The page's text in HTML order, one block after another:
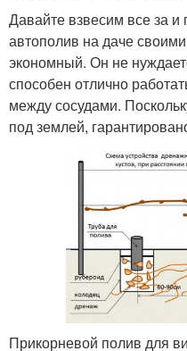
Давайте взвесим все за
автополив на даче
экономный. Он не
способен отлично
между сосудами.
под землей,
Прикорневой полив для